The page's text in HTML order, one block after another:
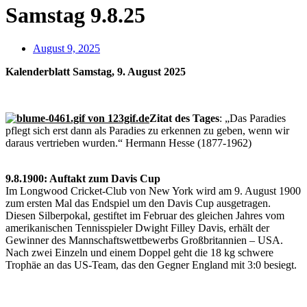
Samstag 9.8.25
August 9, 2025
Kalenderblatt Samstag, 9. August 2025
Zitat des Tages: „Das Paradies
pflegt sich erst dann als Paradies zu erkennen zu geben, wenn wir
daraus vertrieben wurden.“ Hermann Hesse (1877-1962)
9.8.1900: Auftakt zum Davis Cup
Im Longwood Cricket-Club von New York wird am 9. August 1900
zum ersten Mal das Endspiel um den Davis Cup ausgetragen.
Diesen Silberpokal, gestiftet im Februar des gleichen Jahres vom
amerikanischen Tennisspieler Dwight Filley Davis, erhält der
Gewinner des Mannschaftswettbewerbs Großbritannien – USA.
Nach zwei Einzeln und einem Doppel geht die 18 kg schwere
Trophäe an das US-Team, das den Gegner England mit 3:0 besiegt.